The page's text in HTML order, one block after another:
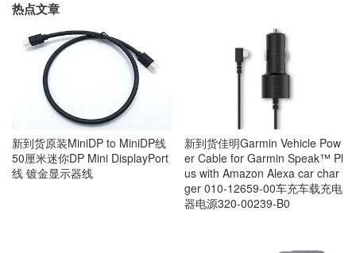
热点文章
新到货原装MiniDP to MiniDP线
50厘米迷你DP Mini DisplayPort
线 镀金显示器线
新到货佳明Garmin Vehicle Pow
er Cable for Garmin Speak™ Pl
us with Amazon Alexa car char
ger 010-12659-00车充车载充电
器电源320-00239-B0